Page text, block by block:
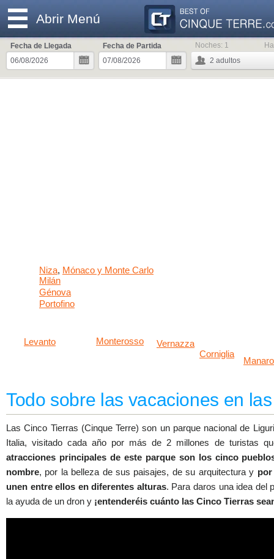
Abrir Menú
Fecha de Llegada
Fecha de Partida
2 adultos
Noches: 1
Levanto Monterosso
Vernazza
Corniglia
Génova
Milán
Niza, Mónaco y Monte Carlo
Portofino
Todo sobre las vacaciones en
Las Cinco Tierras (Cinque Terre) son un parque nacional de
Italia, visitado cada año por más de 2 millones de turistas
atracciones principales de este parque son los cinco
nombre, por la belleza de sus paisajes, de su arquitectura y
unen entre ellos en diferentes alturas. Para daros una idea del
la ayuda de un dron y ¡entenderéis cuánto las Cinco Tierras